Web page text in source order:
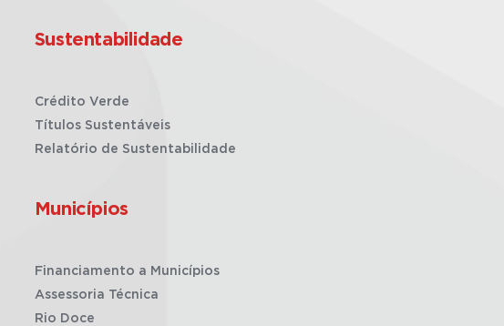
Sustentabilidade
Crédito Verde
Títulos Sustentáveis
Relatório de Sustentabilidade
Municípios
Financiamento a Municípios
Assessoria Técnica
Rio Doce